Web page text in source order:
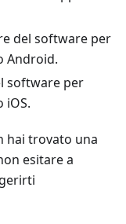
del software per
Android.
software per
iOS.
hai trovato una
esitare a